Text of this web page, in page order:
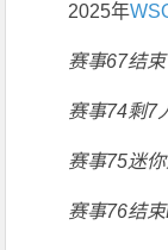
2025年
赛事67结束
赛事74剩7
赛事75迷
赛事76结